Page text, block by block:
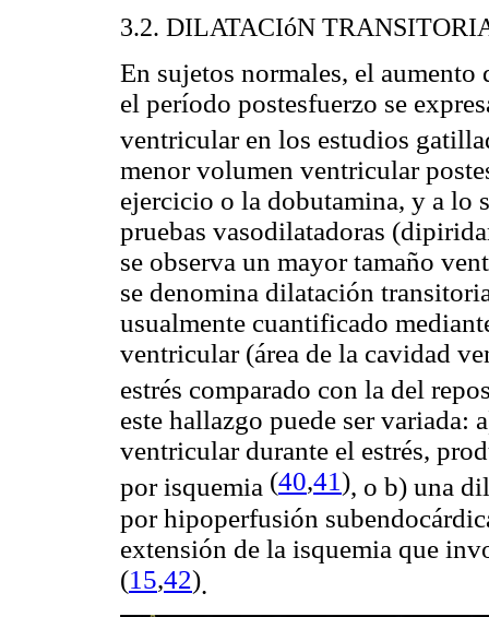
3.2. DILATACIóN
En sujetos normales, el
el período postesfuerzo se
ventricular en los estudios
menor volumen ventricular
ejercicio o la dobutamina, y a lo
pruebas vasodilatadoras
se observa un mayor tamaño
se denomina dilatación
usualmente cuantificado
ventricular (área de la cavidad
estrés comparado con la del
este hallazgo puede ser
ventricular durante el estrés,
por isquemia (40,41), o b) una
por hipoperfusión
extensión de la isquemia que
(15,42).